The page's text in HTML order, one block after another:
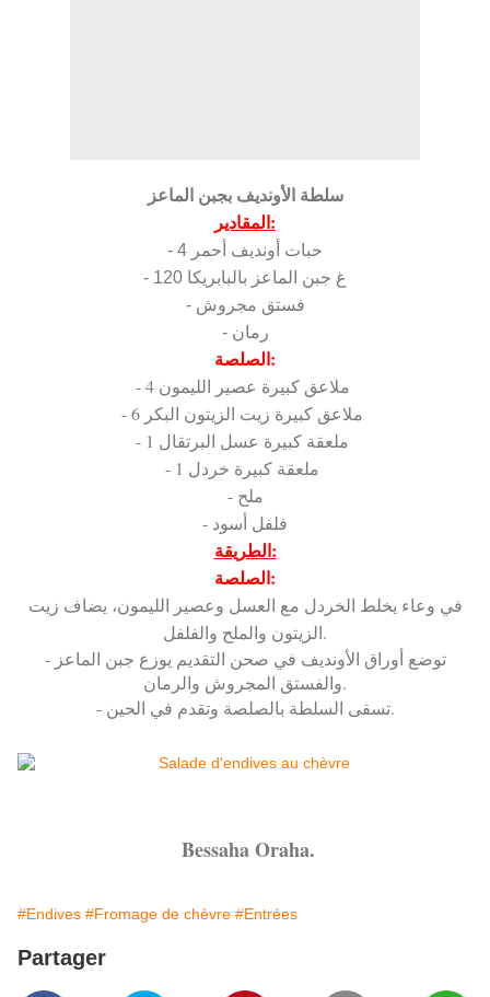
سلطة الأونديف بجبن الماعز
المقادير:
- 4 حبات أونديف أحمر
- 120 غ جبن الماعز بالبابريكا
- فستق مجروش
- رمان
الصلصة:
- ملح
- فلفل أسود
الطريقة:
الصلصة:
في وعاء يخلط الخردل مع العسل وعصير الليمون، يضاف زيت
الزيتون والملح والفلفل.
- توضع أوراق الأونديف في صحن التقديم يوزع جبن الماعز
والفستق المجروش والرمان.
- تسقى السلطة بالصلصة وتقدم في الحين.
Bessaha Oraha.
#Endives #Fromage de chèvre #Entrées
Partager